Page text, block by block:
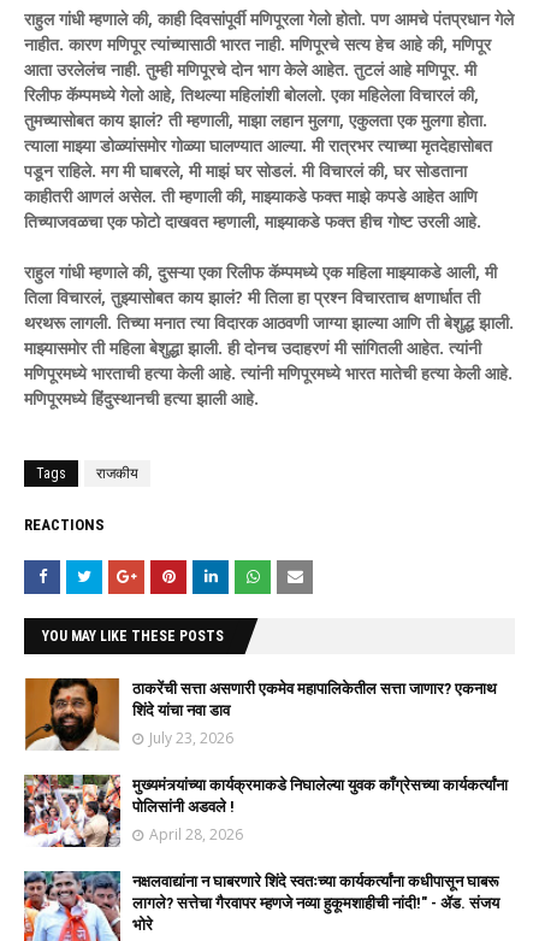
राहुल गांधी म्हणाले की, काही दिवसांपूर्वी मणिपूरला गेलो होतो. पण आमचे पंतप्रधान गेले
नाहीत. कारण मणिपूर त्यांच्यासाठी भारत नाही. मणिपूरचे सत्य हेच आहे की, मणिपूर
आता उरलेलंच नाही. तुम्ही मणिपूरचे दोन भाग केले आहेत. तुटलं आहे मणिपूर. मी
रिलीफ कॅम्पमध्ये गेलो आहे, तिथल्या महिलांशी बोललो. एका महिलेला विचारलं की,
तुमच्यासोबत काय झालं? ती म्हणाली, माझा लहान मुलगा, एकुलता एक मुलगा होता.
त्याला माझ्या डोळ्यांसमोर गोळ्या घालण्यात आल्या. मी रात्रभर त्याच्या मृतदेहासोबत
पडून राहिले. मग मी घाबरले, मी माझं घर सोडलं. मी विचारलं की, घर सोडताना
काहीतरी आणलं असेल. ती म्हणाली की, माझ्याकडे फक्त माझे कपडे आहेत आणि
तिच्याजवळचा एक फोटो दाखवत म्हणाली, माझ्याकडे फक्त हीच गोष्ट उरली आहे.
राहुल गांधी म्हणाले की, दुसऱ्या एका रिलीफ कॅम्पमध्ये एक महिला माझ्याकडे आली, मी
तिला विचारलं, तुझ्यासोबत काय झालं? मी तिला हा प्रश्न विचारताच क्षणार्धात ती
थरथरू लागली. तिच्या मनात त्या विदारक आठवणी जाग्या झाल्या आणि ती बेशुद्ध झाली.
माझ्यासमोर ती महिला बेशुद्धा झाली. ही दोनच उदाहरणं मी सांगितली आहेत. त्यांनी
मणिपूरमध्ये भारताची हत्या केली आहे. त्यांनी मणिपूरमध्ये भारत मातेची हत्या केली आहे.
मणिपूरमध्ये हिंदुस्थानची हत्या झाली आहे.
Tags राजकीय
REACTIONS
YOU MAY LIKE THESE POSTS
ठाकरेंची सत्ता असणारी एकमेव महापालिकेतील सत्ता जाणार? एकनाथ
शिंदे यांचा नवा डाव
July 23, 2026
मुख्यमंत्र्यांच्या कार्यक्रमाकडे निघालेल्या युवक काँग्रेसच्या कार्यकर्त्यांना
पोलिसांनी अडवले !
April 28, 2026
नक्षलवाद्यांना न घाबरणारे शिंदे स्वतःच्या कार्यकर्त्यांना कधीपासून घाबरू
लागले? सत्तेचा गैरवापर म्हणजे नव्या हुकूमशाहीची नांदी!" - ॲड. संजय
भोरे